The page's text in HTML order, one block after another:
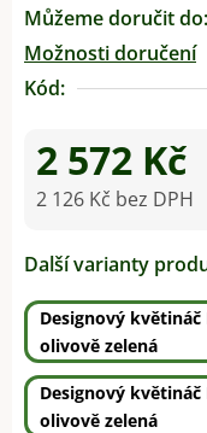
Můžeme doručit do:
Možnosti doručení
Kód:
2 572 Kč
2 126 Kč bez DPH
Další varianty
Designový květináč
olivově zelená
Designový květináč
olivově zelená